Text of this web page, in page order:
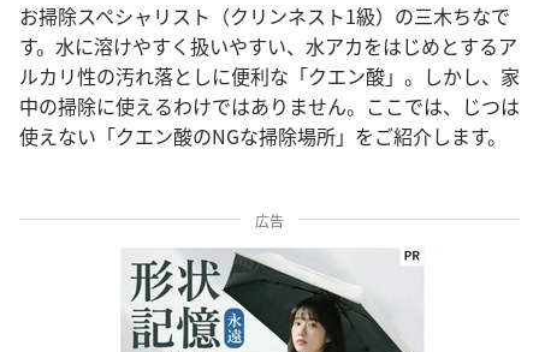
お掃除スペシャリスト（クリンネスト1級）の三木ちなで
す。水に溶けやすく扱いやすい、水アカをはじめとするア
ルカリ性の汚れ落としに便利な「クエン酸」。しかし、家
中の掃除に使えるわけではありません。ここでは、じつは
使えない「クエン酸のNGな掃除場所」をご紹介します。
広告